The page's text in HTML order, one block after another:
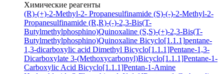
Химические реагенты
(R)-(+)-2-Methyl-2- Propanesulfinamide (S)-(-)-2-Methyl-2-
Propanesulfinamide (R,R)-(-)-2,3-Bis(T-
Butylmethylphosphino)Quinoxaline (S,S)-(+)-2,3-Bis(T-
Butylmethylphosphino)Quinoxaline Bicyclo[1.1.1]pentane-
1,3-dicarboxylic acid Dimethyl Bicyclo[1.1.1]Pentane-1,3-
Dicarboxylate 3-(Methoxycarbonyl)Bicyclo[1.1.1]Pentane-1-
Carboxylic Acid Bicyclo[1.1.1]Pentan-1-Amine